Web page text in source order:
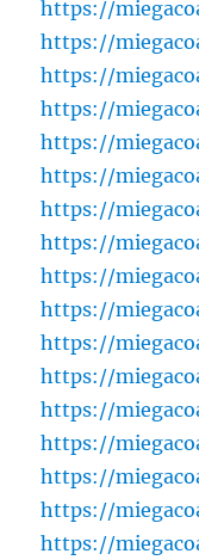
https://
https://
https://
https://
https://
https://
https://
https://
https://
https://
https://
https://
https://
https://
https://
https://
https://